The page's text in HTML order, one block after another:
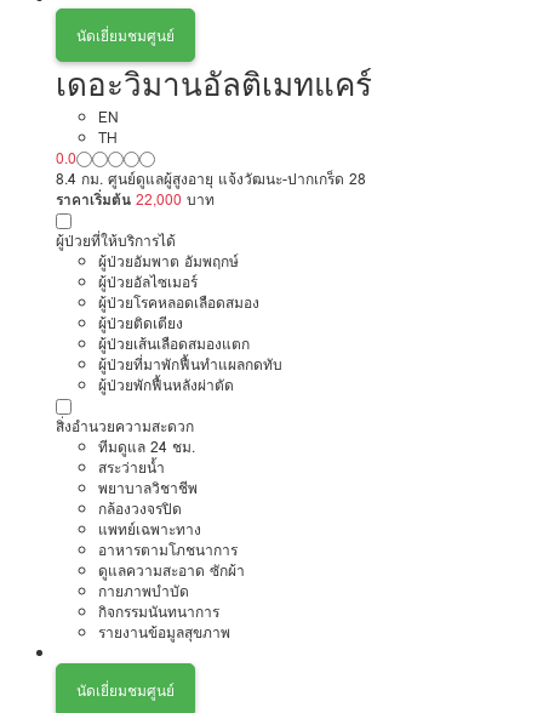
นัดเยี่ยมชมศูนย์
เดอะวิมานอัลติเมทแคร์
EN
TH
0.0
8.4 กม. ศูนย์ดูแลผู้สูงอายุ แจ้งวัฒนะ-ปากเกร็ด 28
ราคาเริ่มต้น 22,000 บาท
ผู้ป่วยที่ให้บริการได้
ผู้ป่วยอัมพาต อัมพฤกษ์
ผู้ป่วยอัลไซเมอร์
ผู้ป่วยโรคหลอดเลือดสมอง
ผู้ป่วยติดเตียง
ผู้ป่วยเส้นเลือดสมองแตก
ผู้ป่วยที่มาพักฟื้นทำแผลกดทับ
ผู้ป่วยพักฟื้นหลังผ่าตัด
สิ่งอำนวยความสะดวก
ทีมดูแล 24 ชม.
สระว่ายน้ำ
พยาบาลวิชาชีพ
กล้องวงจรปิด
แพทย์เฉพาะทาง
อาหารตามโภชนาการ
ดูแลความสะอาด ซักผ้า
กายภาพบำบัด
กิจกรรมนันทนาการ
รายงานข้อมูลสุขภาพ
นัดเยี่ยมชมศูนย์